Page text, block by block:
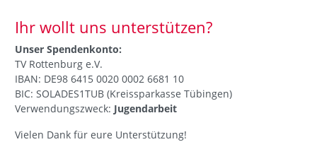
Ihr wollt uns unterstützen?
Unser Spendenkonto:
TV Rottenburg e.V.
IBAN: DE98 6415 0020 0002 6681 10
BIC: SOLADES1TUB (Kreissparkasse Tübingen)
Verwendungszweck: Jugendarbeit
Vielen Dank für eure Unterstützung!